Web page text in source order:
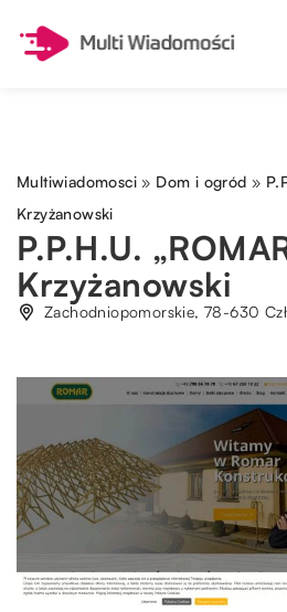
Multiwiadomosci » Dom i ogród »
Krzyżanowski
P.P.H.U.
Krzyżanowski
Zachodniopomorskie, 78-630